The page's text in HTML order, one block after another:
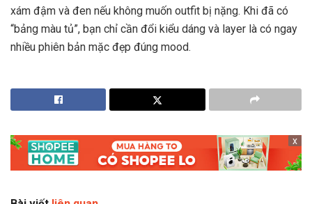
xám đậm và đen nếu không muốn outfit bị nặng. Khi đã có
“bảng màu tủ”, bạn chỉ cần đổi kiểu dáng và layer là có ngay
nhiều phiên bản mặc đẹp đúng mood.
x